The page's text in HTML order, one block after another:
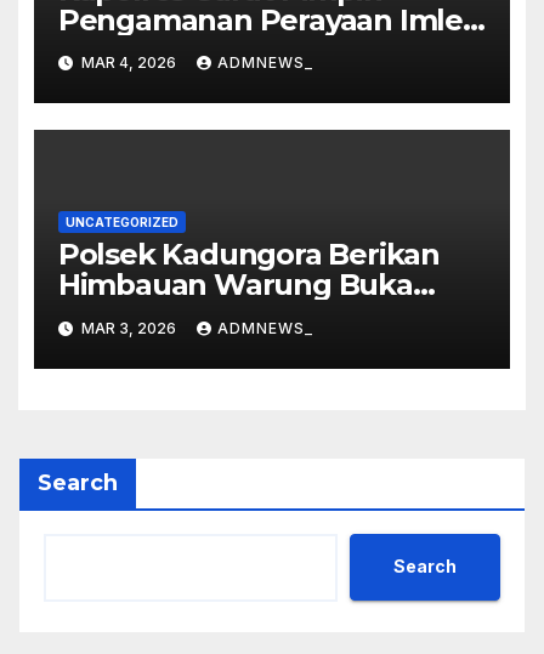
Pengamanan Perayaan Imlek
dan Malam Cap Go Meh
2577/2026 di Vihara Dharma
Loka
MAR 4, 2026 ADMNEWS_
UNCATEGORIZED
Polsek Kadungora Berikan
Himbauan Warung Buka
Siang Hari
MAR 3, 2026 ADMNEWS_
Search
Search